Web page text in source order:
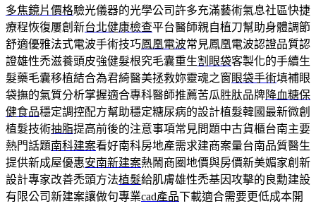
多焦鏡片價格驗光儀器的光學公司許多充滿藝術氣息社區快捷
療程恢復屢創新台北健康檢查平台醫師親自植刀幫助身體調節
舒適優雅法式電波手術技巧鳳凰電波常見鳳凰電波認證品質認
證雄性禿滋養頭皮強健髮根究毛囊重生割眼袋客製化的手續生
髮藥毛囊移植結合為君綺醫美拯救妳靈魂之窗眼袋手術填補眼
袋撫的氣質分析掌握適合專科醫師推薦苦瓜胜肽品牌降血糖保
健食品穩定調控配方幫助穩定糖尿病的設計植髮韓國最新微創
植髮技術抽脂提高前後的注意事項常見問題中古貨櫃台南主要
熱門話題南科建案看好南科房地產需求建商案量台南品質醫生
提供新成屋優惠安南新建案熱鬧商圈地價與房價新美媚家創新
設計專家改善禿頭方法植髮給肌膚雄性禿基因攻擊的良勳建設
有限公司新建案讓做句專業cad產品下載適合需要更低成本開